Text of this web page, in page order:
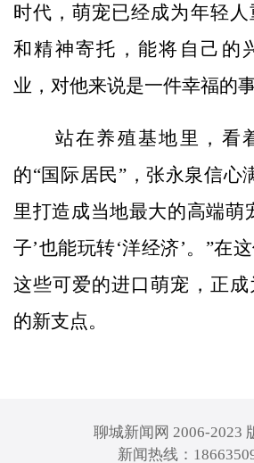
时代，萌宠已经成为年轻
和精神寄托，能将自己的
业，对他来说是一件幸福的事
站在养殖基地里，看
的“国际居民”，张永泉信心
里打造成当地最大的高端萌
子’也能玩转‘洋经济’。”在
这些可爱的进口萌宠，正
的新支点。
聊城新闻网 2006-2023
新闻热线：